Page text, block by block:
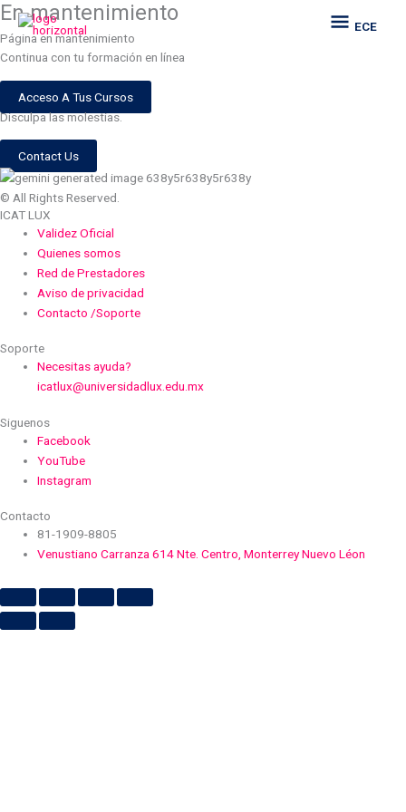
Ir
contenido
ECEECE
En mantenimiento
Página en mantenimiento
Continua con tu formación en línea
Acceso A Tus Cursos
Disculpa las molestias.
Contact Us
© All Rights Reserved.
ICAT LUX
Validez Oficial
Quienes somos
Red de Prestadores
Aviso de privacidad
Contacto /Soporte
Soporte
Necesitas ayuda?
icatlux@universidadlux.edu.mx
Siguenos
Facebook
YouTube
Instagram
Contacto
81-1909-8805
Venustiano Carranza 614 Nte. Centro, Monterrey Nuevo Léon